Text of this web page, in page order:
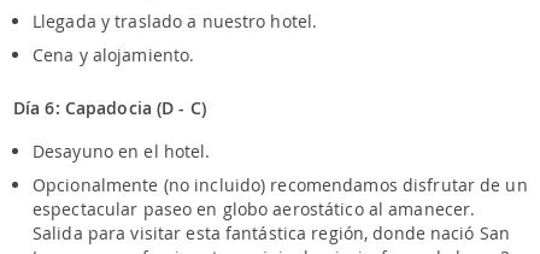
Llegada y traslado a nuestro hotel.
Cena y alojamiento.
Día 6: Capadocia (D - C)
Desayuno en el hotel.
Opcionalmente (no incluido) recomendamos disfrutar de un
espectacular paseo en globo aerostático al amanecer.
Salida para visitar esta fantástica región, donde nació San